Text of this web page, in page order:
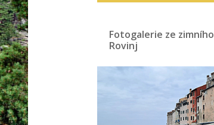
Fotogalerie ze zimního
Rovinj